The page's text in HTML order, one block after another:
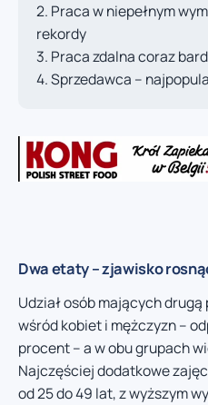
Praca w niepełnym
rekordy
Praca zdalna coraz
Sprzedawca –
Dwa etaty – zjawisko
Udział osób mających
wśród kobiet i mężczyzn –
procent – a w obu grupach
Najczęściej dodatkowe
od 25 do 49 lat, z wyższym